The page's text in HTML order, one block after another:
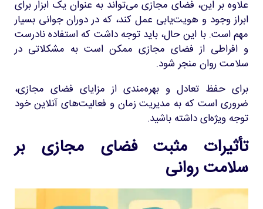
علاوه بر این، فضای مجازی می‌تواند به عنوان یک ابزار برای
ابراز وجود و هویت‌یابی عمل کند، که در دوران جوانی بسیار
مهم است. با این حال، باید توجه داشت که استفاده نادرست
و افراطی از فضای مجازی ممکن است به مشکلاتی در
سلامت روان منجر شود.
برای حفظ تعادل و بهره‌مندی از مزایای فضای مجازی،
ضروری است که به مدیریت زمان و فعالیت‌های آنلاین خود
توجه ویژه‌ای داشته باشید.
تأثیرات مثبت فضای مجازی بر
سلامت روانی